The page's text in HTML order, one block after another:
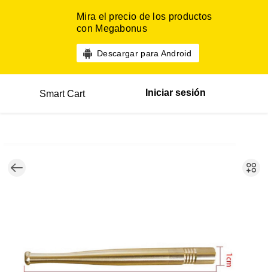
Mira el precio de los productos
con Megabonus
Descargar para Android
Smart Cart Iniciar sesión